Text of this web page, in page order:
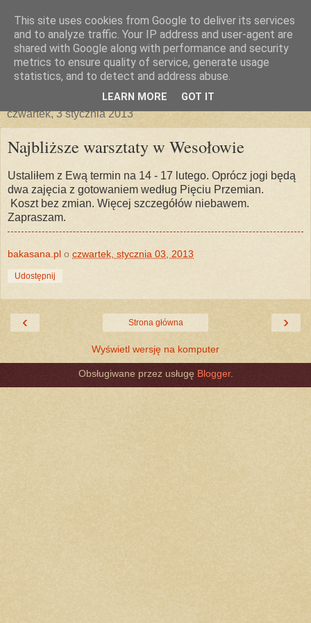
czwartek, 3 stycznia 2013
Najbliższe warsztaty w Wesołowie
Ustaliłem z Ewą termin na 14 - 17 lutego. Oprócz jogi będą
dwa zajęcia z gotowaniem według Pięciu Przemian.
Koszt bez zmian. Więcej szczegółów niebawem.
Zapraszam.
bakasana.pl o czwartek, stycznia 03, 2013
Udostępnij
‹ ›
Strona główna
Wyświetl wersję na komputer
Obsługiwane przez usługę Blogger.
This site uses cookies from Google to deliver its services
and to analyze traffic. Your IP address and user-agent are
shared with Google along with performance and security
metrics to ensure quality of service, generate usage
statistics, and to detect and address abuse.
LEARN MORE GOT IT